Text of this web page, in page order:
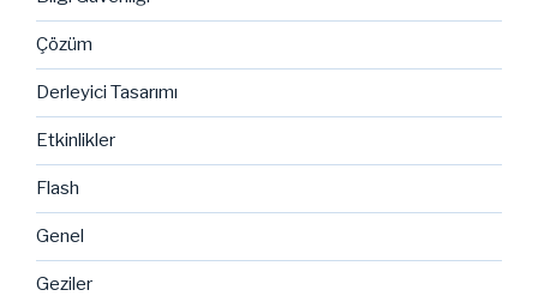
Çözüm
Derleyici Tasarımı
Etkinlikler
Flash
Genel
Geziler